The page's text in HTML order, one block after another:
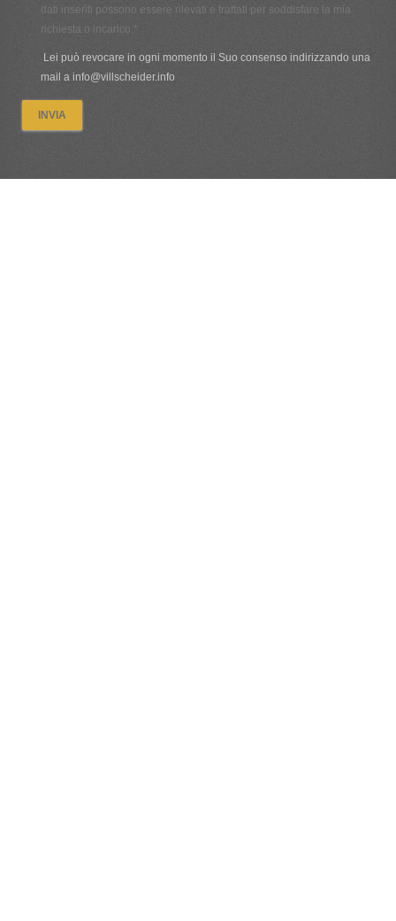
dati inseriti possono essere rilevati e trattati per soddisfare la mia
richiesta o incarico.*
Lei può revocare in ogni momento il Suo consenso indirizzando una
mail a info@villscheider.info